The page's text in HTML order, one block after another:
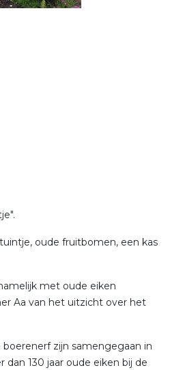
oude fruitbomen, een kas
met oude eiken
Aa van het uitzicht over het
zijn samengegaan in
130 jaar oude eiken bij de